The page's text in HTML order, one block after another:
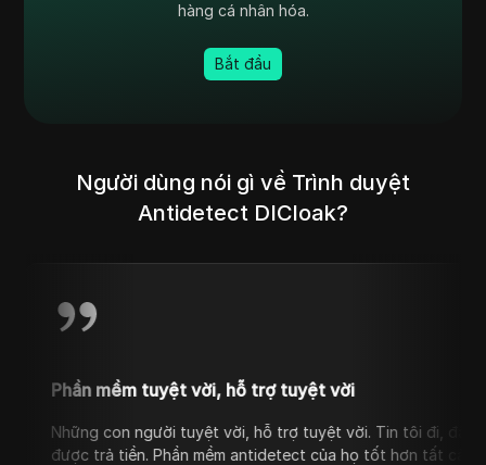
hàng cá nhân hóa.
Bắt đầu
Người dùng nói gì về Trình duyệt
Antidetect DICloak?
mềm tuyệt vời, hỗ trợ tuyệt vời
con người tuyệt vời, hỗ trợ tuyệt vời. Tin tôi đi, đây không phải là
tiền. Phần mềm antidetect của họ tốt hơn tất cả các đối thủ